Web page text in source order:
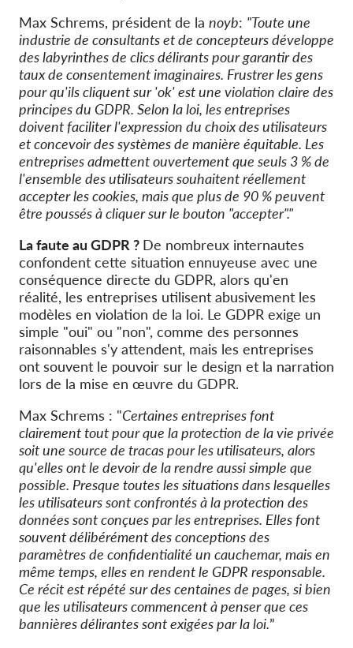
Max Schrems, président de la noyb: "Toute une
industrie de consultants et de concepteurs développe
des labyrinthes de clics délirants pour garantir des
taux de consentement imaginaires. Frustrer les gens
pour qu'ils cliquent sur 'ok' est une violation claire des
principes du GDPR. Selon la loi, les entreprises
doivent faciliter l'expression du choix des utilisateurs
et concevoir des systèmes de manière équitable. Les
entreprises admettent ouvertement que seuls 3 % de
l'ensemble des utilisateurs souhaitent réellement
accepter les cookies, mais que plus de 90 % peuvent
être poussés à cliquer sur le bouton "accepter"."
La faute au GDPR ? De nombreux internautes
confondent cette situation ennuyeuse avec une
conséquence directe du GDPR, alors qu'en
réalité, les entreprises utilisent abusivement les
modèles en violation de la loi. Le GDPR exige un
simple "oui" ou "non", comme des personnes
raisonnables s'y attendent, mais les entreprises
ont souvent le pouvoir sur le design et la narration
lors de la mise en œuvre du GDPR.
Max Schrems : "Certaines entreprises font
clairement tout pour que la protection de la vie privée
soit une source de tracas pour les utilisateurs, alors
qu'elles ont le devoir de la rendre aussi simple que
possible. Presque toutes les situations dans lesquelles
les utilisateurs sont confrontés à la protection des
données sont conçues par les entreprises. Elles font
souvent délibérément des conceptions des
paramètres de confidentialité un cauchemar, mais en
même temps, elles en rendent le GDPR responsable.
Ce récit est répété sur des centaines de pages, si bien
que les utilisateurs commencent à penser que ces
bannières délirantes sont exigées par la loi.”